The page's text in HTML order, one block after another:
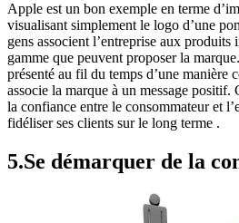
Apple est un bon exemple en terme
visualisant simplement le logo d’une
gens associent l’entreprise aux produits
gamme que peuvent proposer la
présenté au fil du temps d’une manière
associe la marque à un message
la confiance entre le consommateur et
fidéliser ses clients sur le long terme .
5.Se démarquer de la